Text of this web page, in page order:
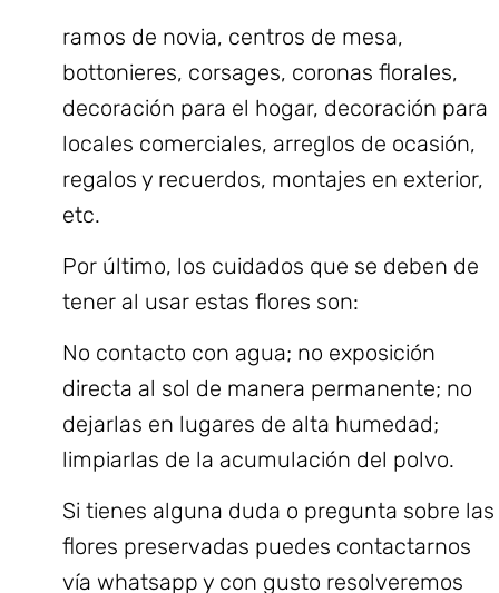
ramos de novia, centros de mesa,
bottonieres, corsages, coronas florales,
decoración para el hogar, decoración para
locales comerciales, arreglos de ocasión,
regalos y recuerdos, montajes en exterior,
etc.
Por último, los cuidados que se deben de
tener al usar estas flores son:
No contacto con agua; no exposición
directa al sol de manera permanente; no
dejarlas en lugares de alta humedad;
limpiarlas de la acumulación del polvo.
Si tienes alguna duda o pregunta sobre las
flores preservadas puedes contactarnos
vía whatsapp y con gusto resolveremos